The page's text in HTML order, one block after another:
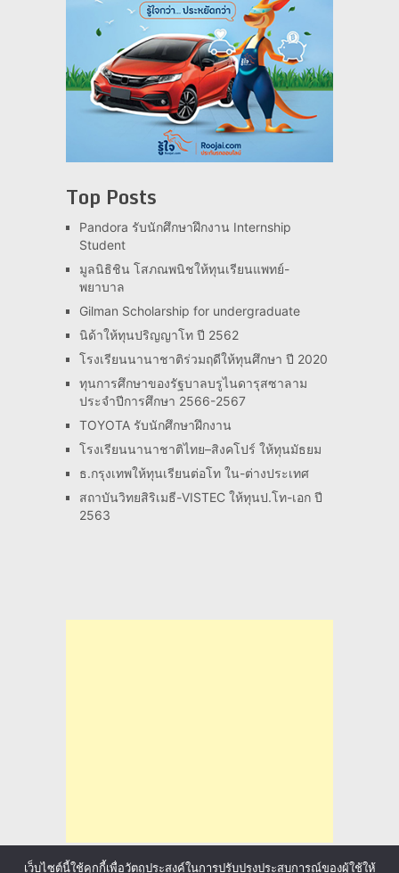
Top Posts
Pandora รับนักศึกษาฝึกงาน Internship
Student
มูลนิธิชิน โสภณพนิชให้ทุนเรียนแพทย์-
พยาบาล
Gilman Scholarship for undergraduate
นิด้าให้ทุนปริญญาโท ปี 2562
โรงเรียนนานาชาติร่วมฤดีให้ทุนศึกษา ปี 2020
ทุนการศึกษาของรัฐบาลบรูไนดารุสซาลาม
ประจำปีการศึกษา 2566-2567
TOYOTA รับนักศึกษาฝึกงาน
โรงเรียนนานาชาติไทย–สิงคโปร์ ให้ทุนมัธยม
ธ.กรุงเทพให้ทุนเรียนต่อโท ใน-ต่างประเทศ
สถาบันวิทยสิริเมธี-VISTEC ให้ทุนป.โท-เอก ปี
2563
เว็บไซต์นี้ใช้คุกกี้เพื่อวัตถุประสงค์ในการปรับปรุงประสบการณ์ของผู้ใช้ให้